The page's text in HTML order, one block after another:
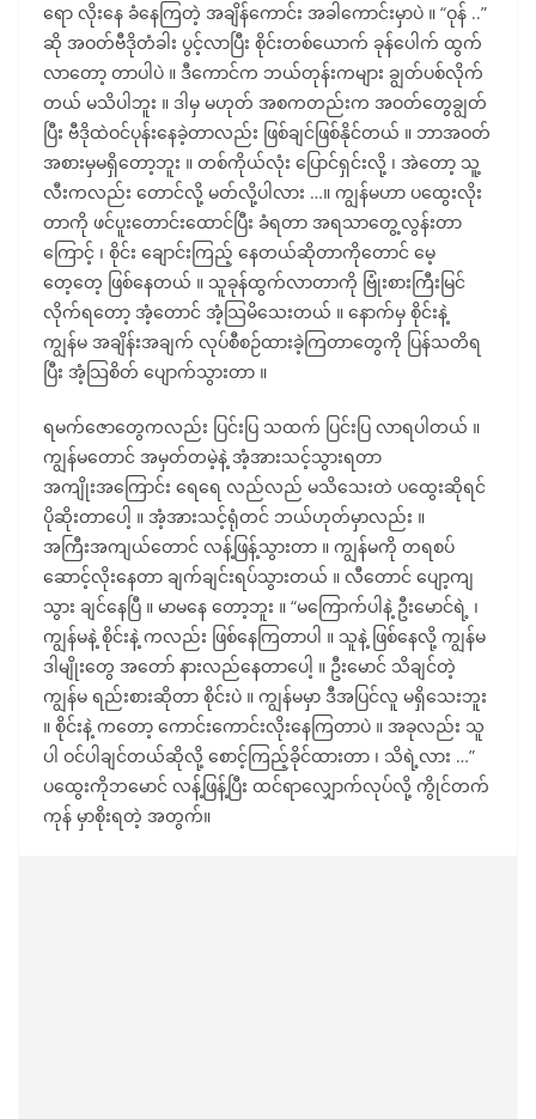
ရော လိုးနေ ခံနေကြတဲ့ အချိန်ကောင်း အခါကောင်းမှာပဲ ။ “ဝုန် ..”
ဆို အဝတ်ဗီဒိုတံခါး ပွင့်လာပြီး စိုင်းတစ်ယောက် ခုန်ပေါက် ထွက်
လာတော့ တာပါပဲ ။ ဒီကောင်က ဘယ်တုန်းကများ ချွတ်ပစ်လိုက်
တယ် မသိပါဘူး ။ ဒါမှ မဟုတ် အစကတည်းက အဝတ်တွေချွတ်
ပြီး ဗီဒိုထဲဝင်ပုန်းနေခဲ့တာလည်း ဖြစ်ချင်ဖြစ်နိုင်တယ် ။ ဘာအဝတ်
အစားမှမရှိတော့ဘူး ။ တစ်ကိုယ်လုံး ပြောင်ရှင်းလို့ ၊ အဲတော့ သူ့
လီးကလည်း တောင်လို့ မတ်လို့ပါလား …။ ကျွန်မဟာ ပထွေးလိုး
တာကို ဖင်ပူးတောင်းထောင်ပြီး ခံရတာ အရသာတွေ့လွန်းတာ
ကြောင့် ၊ စိုင်း ချောင်းကြည့် နေတယ်ဆိုတာကိုတောင် မေ့
တေ့တေ့ ဖြစ်နေတယ် ။ သူခုန်ထွက်လာတာကို ဗြုံးစားကြီးမြင်
လိုက်ရတော့ အံ့တောင် အံ့သြမိသေးတယ် ။ နောက်မှ စိုင်းနဲ့
ကျွန်မ အချိန်းအချက် လုပ်စီစဉ်ထားခဲ့ကြတာတွေကို ပြန်သတိရ
ပြီး အံ့သြစိတ် ပျောက်သွားတာ ။
ရမက်ဇောတွေကလည်း ပြင်းပြ သထက် ပြင်းပြ လာရပါတယ် ။
ကျွန်မတောင် အမှတ်တမဲ့နဲ့ အံ့အားသင့်သွားရတာ
အကျိုးအကြောင်း ရေရေ လည်လည် မသိသေးတဲ ပထွေးဆိုရင်
ပိုဆိုးတာပေါ့ ။ အံ့အားသင့်ရုံတင် ဘယ်ဟုတ်မှာလည်း ။
အကြီးအကျယ်တောင် လန့်ဖြန့်သွားတာ ။ ကျွန်မကို တရစပ်
ဆောင့်လိုးနေတာ ချက်ချင်းရပ်သွားတယ် ။ လီတောင် ပျော့ကျ
သွား ချင်နေပြီ ။ မာမနေ တော့ဘူး ။ “မကြောက်ပါနဲ့ ဦးမောင်ရဲ့ ၊
ကျွန်မနဲ့ စိုင်းနဲ့ ကလည်း ဖြစ်နေကြတာပါ ။ သူနဲ့ ဖြစ်နေလို့ ကျွန်မ
ဒါမျိုးတွေ အတော် နားလည်နေတာပေါ့ ။ ဦးမောင် သိချင်တဲ့
ကျွန်မ ရည်းစားဆိုတာ စိုင်းပဲ ။ ကျွန်မမှာ ဒီအပြင်လူ မရှိသေးဘူး
။ စိုင်းနဲ့ ကတော့ ကောင်းကောင်းလိုးနေကြတာပဲ ။ အခုလည်း သူ
ပါ ဝင်ပါချင်တယ်ဆိုလို့ စောင့်ကြည့်ခိုင်ထားတာ ၊ သိရဲ့လား …”
ပထွေးကိုဘမောင် လန့်ဖြန့်ပြီး ထင်ရာလျှောက်လုပ်လို့ ကွိုင်တက်
ကုန် မှာစိုးရတဲ့ အတွက်။